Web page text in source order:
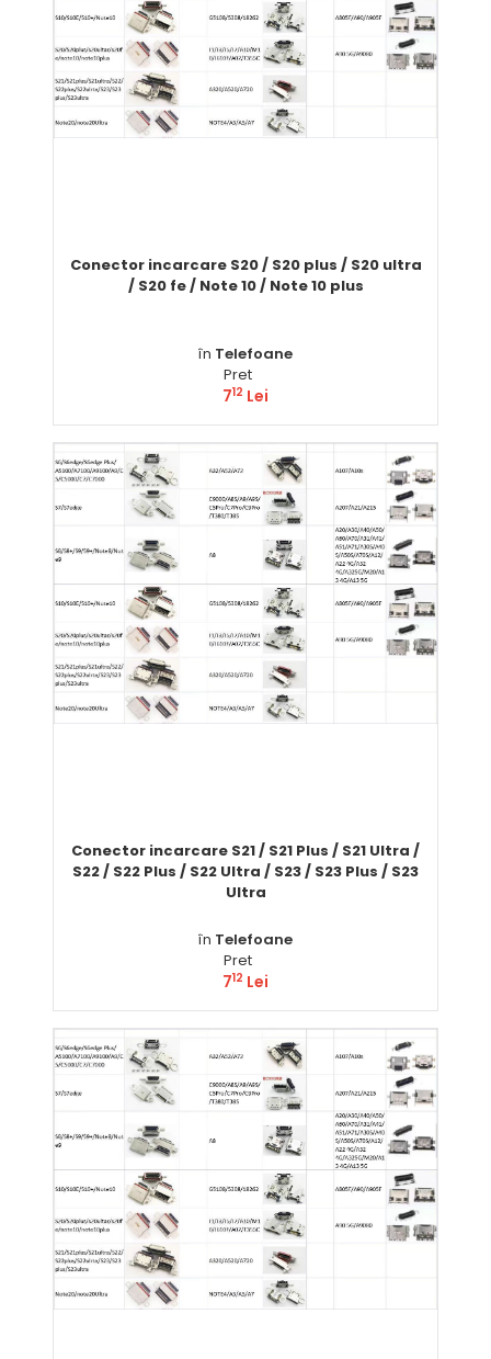
Conector incarcare S20 / S20 plus / S20 ultra
/ S20 fe / Note 10 / Note 10 plus
în Telefoane
Pret
712 Lei
Comandă
Conector incarcare S21 / S21 Plus / S21 Ultra /
S22 / S22 Plus / S22 Ultra / S23 / S23 Plus / S23
Ultra
în Telefoane
Pret
712 Lei
Comandă